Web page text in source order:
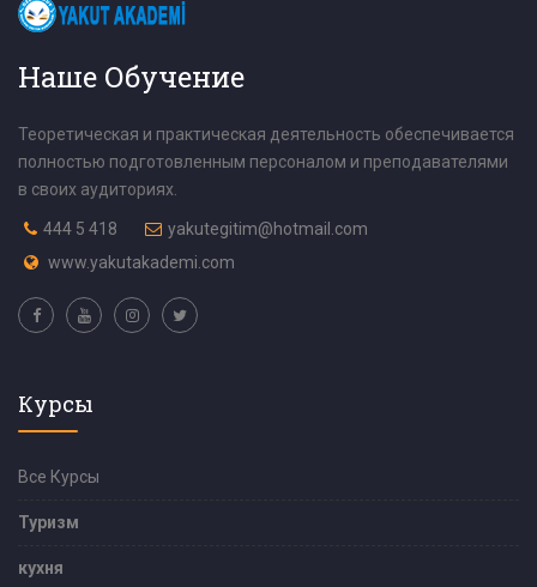
Наше Обучение
Теоретическая и практическая деятельность обеспечивается
полностью подготовленным персоналом и преподавателями
в своих аудиториях.
444 5 418
yakutegitim@hotmail.com
www.yakutakademi.com
Курсы
Все Курсы
Туризм
кухня